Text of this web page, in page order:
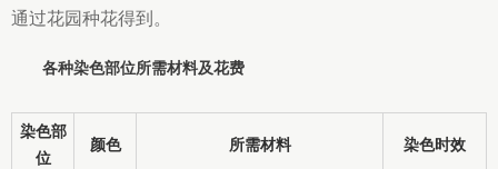
通过花园种花得到。
各种染色部位所需材料及花费
染色部
位
颜色 所需材料 染色时效